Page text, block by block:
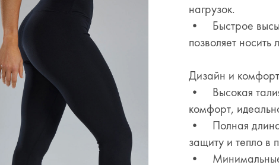
нагрузок.
• Быстрое
позволяет
Дизайн и
• Высокая
комфорт,
• Полная длина:
защиту и тепло в
• Минимальные